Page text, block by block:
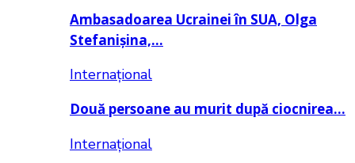
Ambasadoarea Ucrainei în SUA, Olga
Stefanișina,…
Internațional
Două persoane au murit după ciocnirea…
Internațional